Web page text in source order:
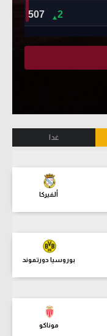
غدا
ألفيركا
بوروسيا دورتموند
موناكو